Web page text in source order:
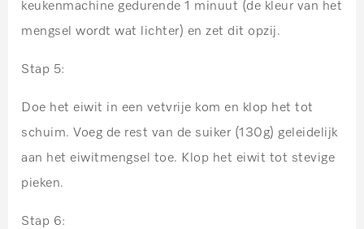
keukenmachine gedurende 1 minuut (de kleur van het
mengsel wordt wat lichter) en zet dit opzij.
Stap 5:
Doe het eiwit in een vetvrije kom en klop het tot
schuim. Voeg de rest van de suiker (130g) geleidelijk
aan het eiwitmengsel toe. Klop het eiwit tot stevige
pieken.
Stap 6: